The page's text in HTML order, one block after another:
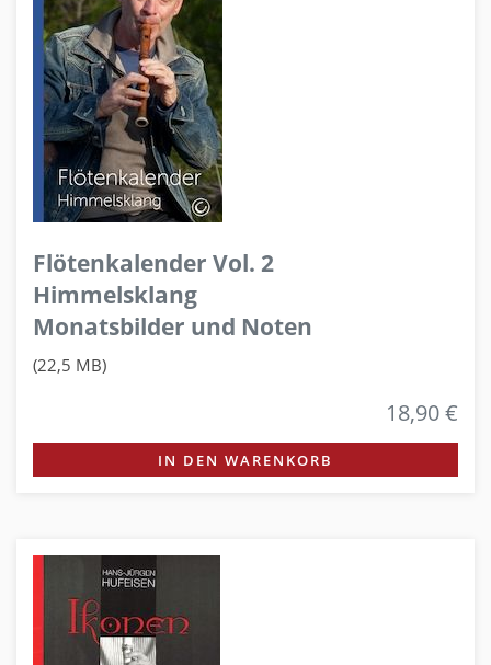
Flötenkalender Vol. 2
Himmelsklang
Monatsbilder und Noten
(22,5 MB)
18,90 €
IN DEN WARENKORB